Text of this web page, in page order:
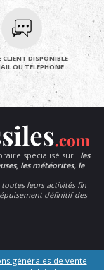
CLIENT DISPONIBLE
OU TÉLÉPHONE
spécialisé sur : les
les météorites, le
leurs activités fin
définitif des
générales de vente –